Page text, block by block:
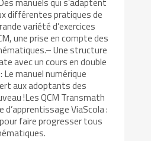
différentes pratiques de
variété d’exercices
une prise en compte des
Une structure
avec un cours en double
Le manuel numérique
aux adoptants des
!Les QCM Transmath
ViaScola :
faire progresser tous